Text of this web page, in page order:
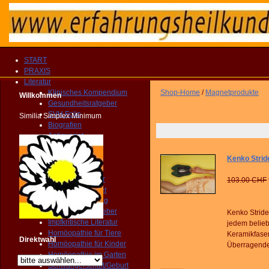
START
PRAXIS
Literatur
Klinisches Kompendium
Gesundheitsratgeber
SVH Folio
Biografien
Antiquariat
Fachliteratur
Reportagen
Publikationen
Arzneimittelbilder
Patientenratgeber
Selbstbehandlung
Gesundheitsratgeber
Impfkritische Literatur
Homöopathie für Tiere
Homöopathie für Kinder
Homöopathie im Garten
Schwangerschaft/Geburt
Willkommen
Similia Simplex Minimum
Direktwahl
Shop-Home / Magnetprodukte
Kenko
103.00 CHF
Kenko
jedem